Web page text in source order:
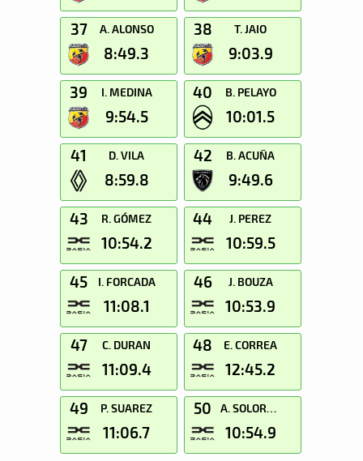
37 A. ALONSO
8:49.3
38 T. JAIO
9:03.9
39 I. MEDINA
9:54.5
40 B. PELAYO
10:01.5
41 D. VILA
8:59.8
42 B. ACUÑA
9:49.6
43 R. GÓMEZ
10:54.2
44 J. PEREZ
10:59.5
45 I. FORCADA
11:08.1
46 J. BOUZA
10:53.9
47 C. DURAN
11:09.4
48 E. CORREA
12:45.2
49 P. SUAREZ
11:06.7
50 A. SOLORZANO
10:54.9